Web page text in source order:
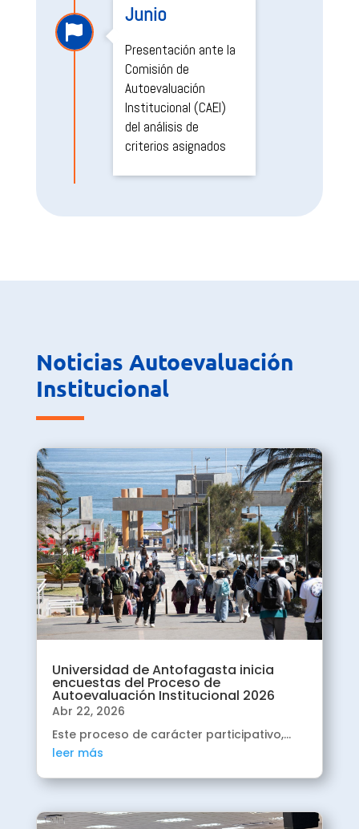

Junio
Presentación ante la
Comisión de
Autoevaluación
Institucional (CAEI)
del análisis de
criterios asignados
2026
institucionales.

Abril
Presentación de
avance trabajo Tramo
I: Juicios críticos
preliminares.
2026

Abril
de Autoevaluación.
Noticias Autoevaluación
Institucional
Universidad de Antofagasta inicia
encuestas del Proceso de
Autoevaluación Institucional 2026
Abr 22, 2026
Este proceso de carácter participativo,...
leer más